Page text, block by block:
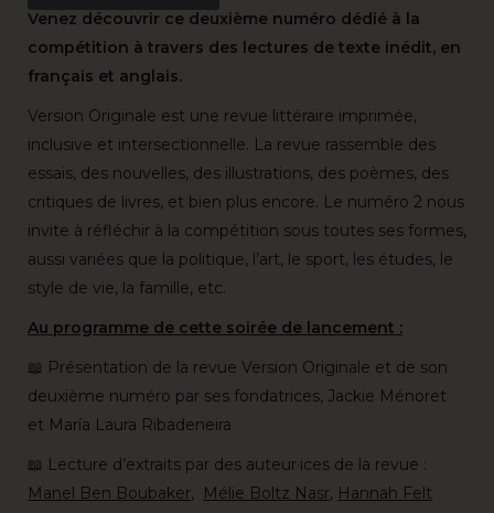
Venez découvrir ce deuxième numéro dédié à la
compétition à travers des lectures de texte inédit, en
français et anglais.
Version Originale est une revue littéraire imprimée,
inclusive et intersectionnelle. La revue rassemble des
essais, des nouvelles, des illustrations, des poèmes, des
critiques de livres, et bien plus encore. Le numéro 2 nous
invite à réfléchir à la compétition sous toutes ses formes,
aussi variées que la politique, l’art, le sport, les études, le
style de vie, la famille, etc.
Au programme de cette soirée de lancement :
📖 Présentation de la revue Version Originale et de son
deuxième numéro par ses fondatrices, Jackie Ménoret
et María Laura Ribadeneira
📖 Lecture d’extraits par des auteur·ices de la revue :
Manel Ben Boubaker, Mélie Boltz Nasr, Hannah Felt